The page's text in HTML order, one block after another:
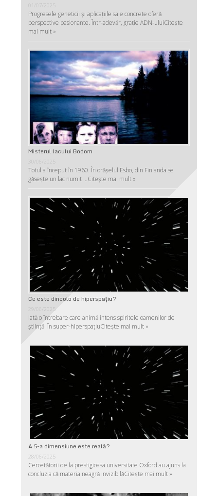
01/07/2025
Progresele geneticii şi aplicaţiile sale concrete oferă
perspective pasionante. Într-adevăr, graţie ADN-uluiCitește
mai mult »
Misterul lacului Bodom
Totul a început în 1960. În orășelul Esbo, din Finlanda se
găsește un lac numit …Citește mai mult »
Ce este dincolo de hiperspaţiu?
Iată o întrebare care animă intens spiritele oamenilor de
ştiinţă. În super-hiperspaţiuCitește mai mult »
A 5-a dimensiune este reală?
28/06/2025
Cercetătorii de la prestigioasa universitate Oxford au ajuns la
concluzia că materia neagră invizibilăCitește mai mult »